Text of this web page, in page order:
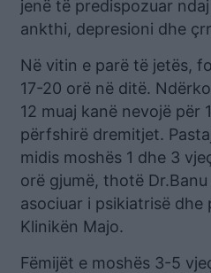
jenë të predispozuar
ankthi, depresioni dhe
Në vitin e parë të jetës,
17-20 orë në ditë.
12 muaj kanë nevojë për
përfshirë dremitjet.
midis moshës 1 dhe 3
orë gjumë, thotë
asociuar i psikiatrisë dhe
Klinikën Majo.
Fëmijët e moshës 3-5